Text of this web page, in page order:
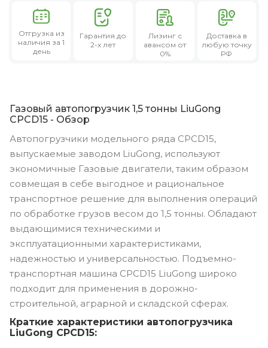
Отгрузка из
наличия за 1
день
Гарантия до
2-х лет
Лизингс
авансом от
0%
Доставка в
любую точку
РФ
Газовый автопогрузчик 1,5 тонны LiuGong
CPCD15 - Обзор
Автопогрузчики модельного ряда CPCD15,
выпускаемые заводом LiuGong, используют
экономичные Газовые двигатели, таким образом
совмещая в себе выгодное и рациональное
транспортное решение для выполнения операций
по обработке грузов весом до 1,5 тонны. Обладают
выдающимися техническими и
эксплуатационными характеристиками,
надежностью и универсальностью. Подъемно-
транспортная машина CPCD15 LiuGong широко
подходит для применения в дорожно-
строительной, аграрной и складской сферах.
Краткие характеристики автопогрузчика
LiuGong CPCD15: